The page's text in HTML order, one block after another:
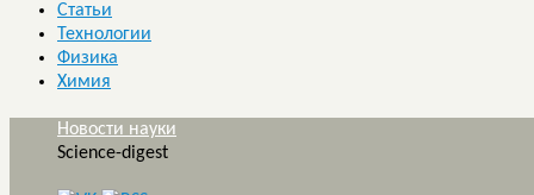
Статьи
Технологии
Физика
Химия
Новости науки
Science-digest